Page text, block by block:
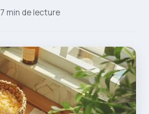
7 min de lecture